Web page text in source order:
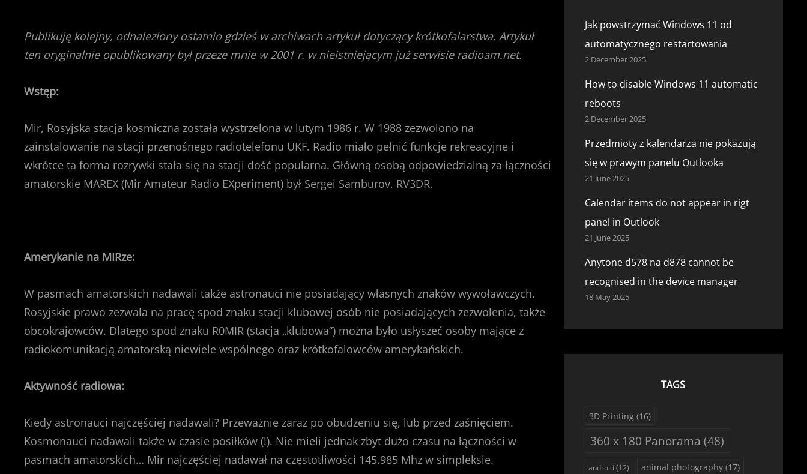
Publikuję kolejny, odnaleziony ostatnio gdzieś w archiwach artykuł dotyczący krótkofalarstwa. Artykuł
ten oryginalnie opublikowany był przeze mnie w 2001 r. w nieistniejącym już serwisie radioam.net.
Wstęp:
Mir, Rosyjska stacja kosmiczna została wystrzelona w lutym 1986 r. W 1988 zezwolono na
zainstalowanie na stacji przenośnego radiotelefonu UKF. Radio miało pełnić funkcje rekreacyjne i
wkrótce ta forma rozrywki stała się na stacji dość popularna. Główną osobą odpowiedzialną za łączności
amatorskie MAREX (Mir Amateur Radio EXperiment) był Sergei Samburov, RV3DR.
Amerykanie na MIRze:
W pasmach amatorskich nadawali także astronauci nie posiadający własnych znaków wywoławczych.
Rosyjskie prawo zezwala na pracę spod znaku stacji klubowej osób nie posiadających zezwolenia, także
obcokrajowców. Dlatego spod znaku R0MIR (stacja „klubowa”) można było usłyszeć osoby mające z
radiokomunikacją amatorską niewiele wspólnego oraz krótkofalowców amerykańskich.
Aktywność radiowa:
Kiedy astronauci najczęściej nadawali? Przeważnie zaraz po obudzeniu się, lub przed zaśnięciem.
Kosmonauci nadawali także w czasie posiłków (!). Nie mieli jednak zbyt dużo czasu na łączności w
pasmach amatorskich… Mir najczęściej nadawał na częstotliwości 145.985 Mhz w simpleksie.
Jak powstrzymać Windows 11 od
automatycznego restartowania
2 December 2025
How to disable Windows 11 automatic
reboots
2 December 2025
Przedmioty z kalendarza nie pokazują
się w prawym panelu Outlooka
21 June 2025
Calendar items do not appear in rigt
panel in Outlook
21 June 2025
Anytone d578 na d878 cannot be
recognised in the device manager
18 May 2025
TAGS
3D Printing(16)
360 x 180 Panorama (48)
android(12) animal photography (17)